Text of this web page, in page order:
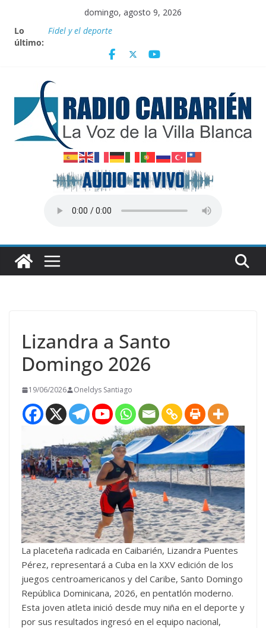
contenido
domingo, agosto 9, 2026
Lo
último:
Fidel y el deporte
Vanguardia por 3 años consecutivos
renovables en Cuba
Nota oficial del Gobierno Provincial de Villa Clara
Lizandra a Santo
Domingo 2026
19/06/2026 Oneldys Santiago
La placeteña radicada en Caibarién, Lizandra Puentes
Pérez, representará a Cuba en la XXV edición de los
juegos centroamericanos y del Caribe, Santo Domingo
República Dominicana, 2026, en pentatlón moderno.
Esta joven atleta inició desde muy niña en el deporte y
por sus resultados ingresó en el equipo nacional,